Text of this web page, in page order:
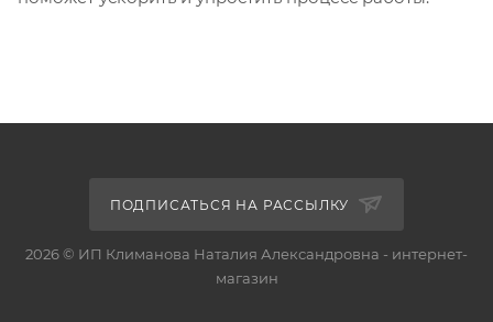
ПОДПИСАТЬСЯ НА РАССЫЛКУ
2026 © ИП Климанова Наталия Александровна - интернет-
магазин